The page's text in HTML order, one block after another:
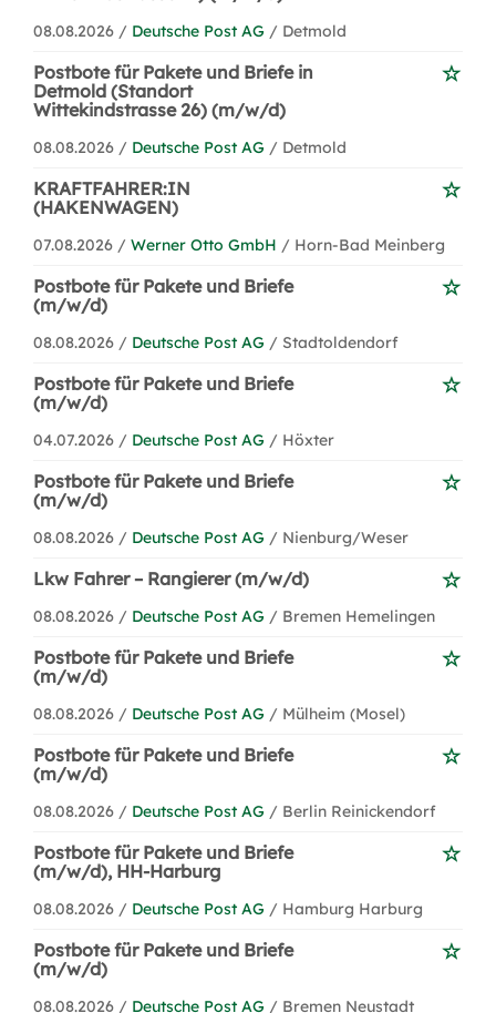
08.08.2026 / Deutsche Post AG / Detmold
Postbote für Pakete und Briefe in
Detmold (Standort
Wittekindstrasse 26) (m/w/d)
08.08.2026 / Deutsche Post AG / Detmold
KRAFTFAHRER:IN
(HAKENWAGEN)
07.08.2026 / Werner Otto GmbH / Horn-Bad Meinberg
Postbote für Pakete und Briefe
(m/w/d)
08.08.2026 / Deutsche Post AG / Stadtoldendorf
Postbote für Pakete und Briefe
(m/w/d)
04.07.2026 / Deutsche Post AG / Höxter
Postbote für Pakete und Briefe
(m/w/d)
08.08.2026 / Deutsche Post AG / Nienburg/Weser
Lkw Fahrer – Rangierer (m/w/d)
08.08.2026 / Deutsche Post AG / Bremen Hemelingen
Postbote für Pakete und Briefe
(m/w/d)
08.08.2026 / Deutsche Post AG / Mülheim (Mosel)
Postbote für Pakete und Briefe
(m/w/d)
08.08.2026 / Deutsche Post AG / Berlin Reinickendorf
Postbote für Pakete und Briefe
(m/w/d), HH-Harburg
08.08.2026 / Deutsche Post AG / Hamburg Harburg
Postbote für Pakete und Briefe
(m/w/d)
08.08.2026 / Deutsche Post AG / Bremen Neustadt